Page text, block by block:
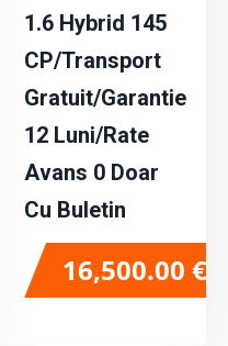
1.6 Hybrid 145
CP/Transport
Gratuit/Garantie
12 Luni/Rate
Avans 0 Doar
Cu Buletin
16,500.00€